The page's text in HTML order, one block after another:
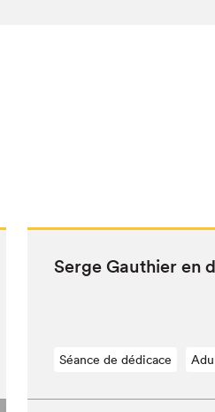
Serge Gau­thi­er en
Séance de dédicace